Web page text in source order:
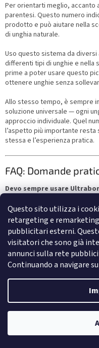
Questo sito utilizza i
retargeting e
pubblicitari esterni.
visitatori che sono già
annunci sulla rete
Continuando a navigare
Per orientarti meglio, accanto
parentesi. Questo numero
prodotto e può aiutare nella
di unghia naturale.
Uso questo sistema da
differenti tipi di unghie e nella
prime a poter usare questo
ottenere unghie senza
Allo stesso tempo, è sempre
soluzione universale — ogni
approccio individuale. Quel
l’aspetto più importante resta
stessa e l’esperienza pratica.
FAQ: Domande
Devo sempre usare
No. In molti casi sono
Prep e una base ben scelta.
addirittura peggiorare il
Come capisco se la base
rigida?
materiale applicato
sollevarsi, creparsi oppure a
Bisogna osservare il
subito dopo l’applicazione.
Quando ha senso ricorrere